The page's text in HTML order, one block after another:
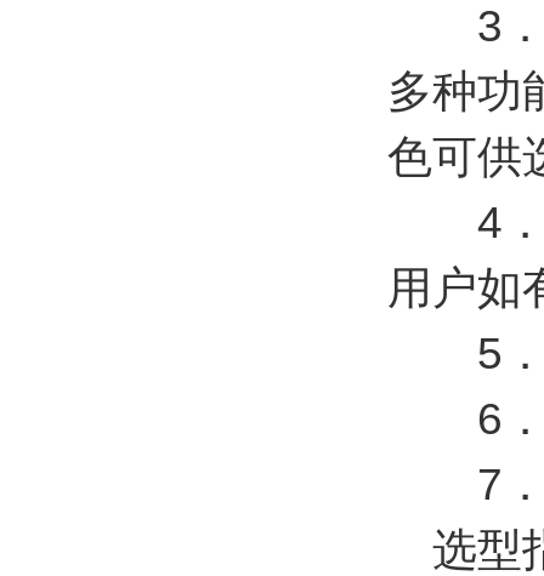
3．
多种功
色可供
4．
用户如
5．
6．
7．
选型